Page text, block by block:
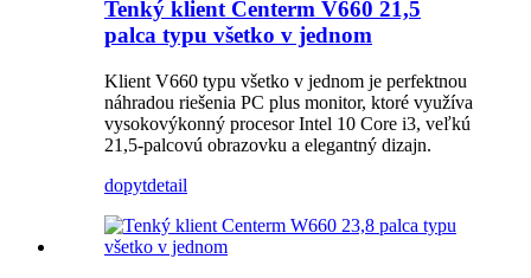
Tenký klient Centerm V660 21,5
palca typu všetko v jednom
Klient V660 typu všetko v jednom je perfektnou
náhradou riešenia PC plus monitor, ktoré využíva
vysokovýkonný procesor Intel 10 Core i3, veľkú
21,5-palcovú obrazovku a elegantný dizajn.
dopytdetail